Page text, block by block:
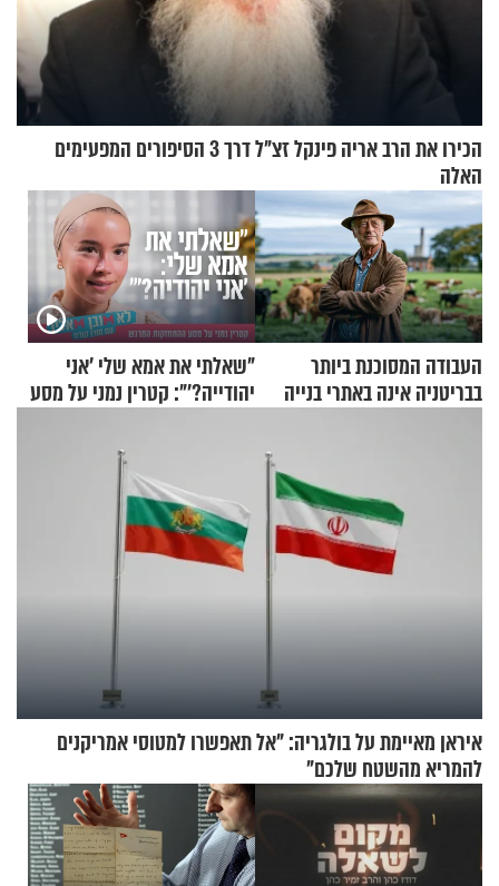
הכירו את הרב אריה פינקל זצ"ל דרך 3 הסיפורים המפעימים
האלה
העבודה המסוכנת ביותר
בבריטניה אינה באתרי בנייה
"שאלתי את אמא שלי 'אני
יהודייה?'": קטרין נמני על מסע
איראן מאיימת על בולגריה: "אל תאפשרו למטוסי אמריקנים
להמריא מהשטח שלכם"